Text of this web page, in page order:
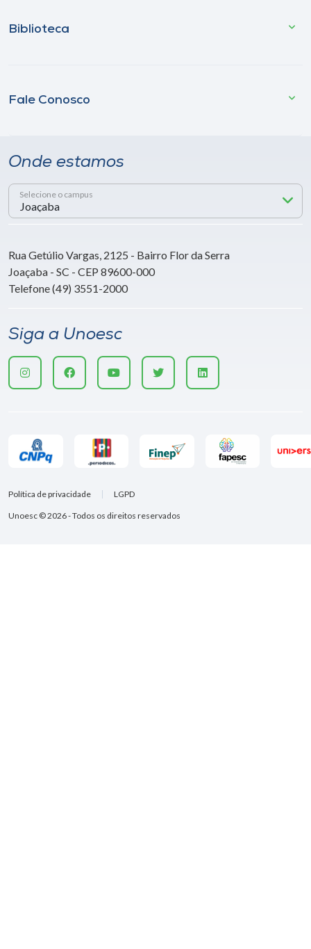
Biblioteca
Fale Conosco
Onde estamos
Selecione o campus
Rua Getúlio Vargas, 2125 - Bairro Flor da Serra
Joaçaba - SC - CEP 89600-000
Telefone (49) 3551-2000
Siga a Unoesc
Unoesc © 2026 - Todos os direitos reservados
Política de privacidade LGPD